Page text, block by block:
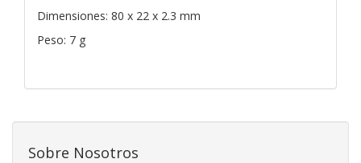
Dimensiones: 80 x 22 x 2.3 mm
Peso: 7 g
Sobre Nosotros